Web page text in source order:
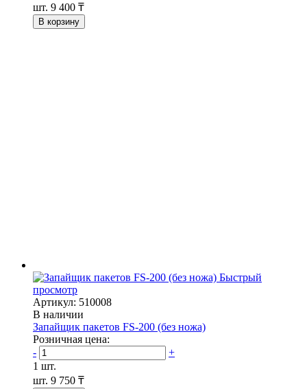
шт. 9 400 ₸
В корзину
Быстрый
просмотр
Артикул: 510008
В наличии
Запайщик пакетов FS-200 (без ножа)
Розничная цена:
-
+
1 шт.
шт. 9 750 ₸